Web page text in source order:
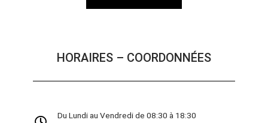
HORAIRES – COORDONNÉES
Du Lundi au Vendredi de 08:30 à 18:30